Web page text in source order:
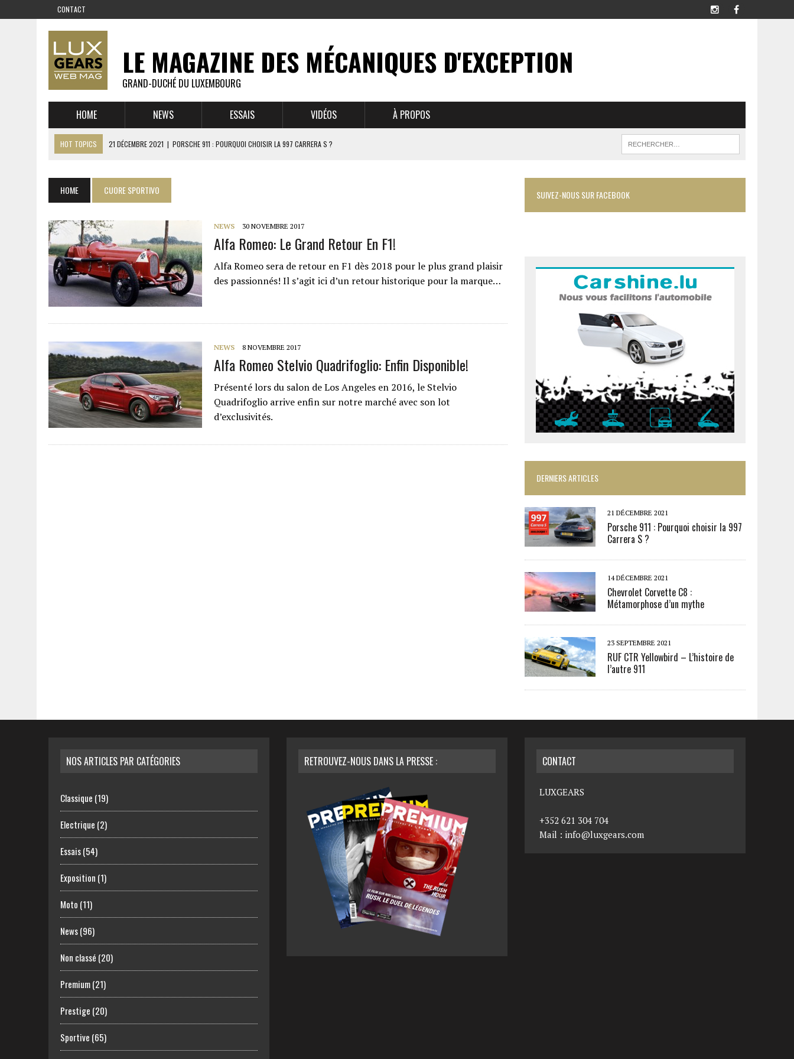
CONTACT
LE MAGAZINE DES MÉCANIQUES D'EXCEPTION
GRAND-DUCHÉ DU LUXEMBOURG
HOME NEWS ESSAIS VIDÉOS À PROPOS
HOT TOPICS 21 DÉCEMBRE 2021 | PORSCHE 911 : POURQUOI CHOISIR LA 997 CARRERA S ?
1 JUIN 2021 | GROUPE 3 : ALPINE A110 1600 S VS PORSCHE 911 2,7 RS
6 AVRIL 2021 | DE L’HUILE SUR LA PISTE – ART CARS
22 OCTOBRE 2020
EXPO MAZDA 100 ANS – AUTOWORLD MUSEUM BRUSSELS
HOME CUORE SPORTIVO
NEWS 30 NOVEMBRE 2017
Alfa Romeo: Le Grand Retour En F1!
Alfa Romeo sera de retour en F1 dès 2018 pour le plus grand plaisir
des passionnés! Il s’agit ici d’un retour historique pour la marque…
NEWS 8 NOVEMBRE 2017
Alfa Romeo Stelvio Quadrifoglio: Enfin Disponible!
Présenté lors du salon de Los Angeles en 2016, le Stelvio
Quadrifoglio arrive enfin sur notre marché avec son lot
d’exclusivités.
SUIVEZ-NOUS SUR FACEBOOK
DERNIERS ARTICLES
21 DÉCEMBRE 2021
Porsche 911 : Pourquoi choisir la 997
Carrera S ?
14 DÉCEMBRE 2021
Chevrolet Corvette C8 :
Métamorphose d’un mythe
23 SEPTEMBRE 2021
RUF CTR Yellowbird – L’histoire de
l’autre 911
NOS ARTICLES PAR CATÉGORIES
Classique (19)
Electrique (2)
Essais(54)
Exposition (1)
Moto (11)
News(96)
Non classé (20)
Premium(21)
Prestige (20)
Sportive (65)
RETROUVEZ-NOUS DANS LA PRESSE : CONTACT
LUXGEARS
+352 621 304 704
Mail : info@luxgears.com